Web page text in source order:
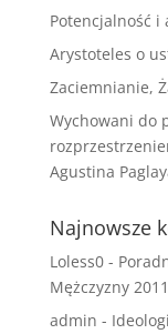
Potencjalność i
Arystoteles o
Zaciemnianie,
Wychowani do
Agustina
Najnowsze
Loless0-
Mężczyzny
admin -